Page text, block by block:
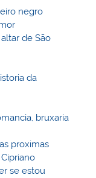
negro
de São
da
bruxaria
proximas
se estou